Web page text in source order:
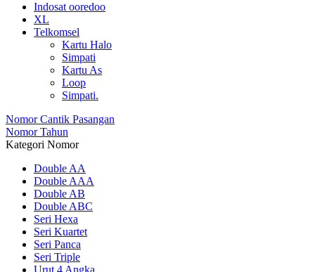
Indosat ooredoo
XL
Telkomsel
Kartu Halo
Simpati
Kartu As
Loop
Simpati.
Nomor Cantik Pasangan
Nomor Tahun
Kategori Nomor
Double AA
Double AAA
Double AB
Double ABC
Seri Hexa
Seri Kuartet
Seri Panca
Seri Triple
Urut 4 Angka